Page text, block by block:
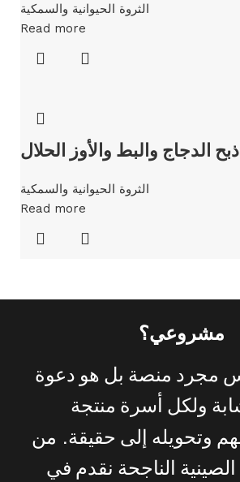
الثروة الحيوانية والسمكية
Read more
الدجاج والبط والأوز الحلال
الثروة الحيوانية والسمكية
Read more
مشروعي؟
مجرد منصة بل هو دعوة
ولكل أسرة منتجة
وتحويله إلى حقيقة. من
الصينية الناجحة نقدم في